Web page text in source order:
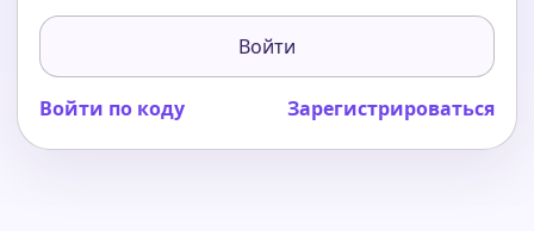
Войти
Войти по коду Зарегистрироваться